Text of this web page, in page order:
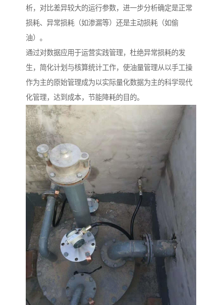
析，对比差异较大的运行参数，进一步分析确定是正常
损耗、异常损耗（如渗漏等）还是主动损耗（如偷
油）。
通过对数据应用于运营实践管理，杜绝异常损耗的发
生，简化计划与核算统计工作，使油量管理从以手工操
作为主的原始管理成为以实际量化数据为主的科学现代
化管理，达到成本，节能降耗的目的。